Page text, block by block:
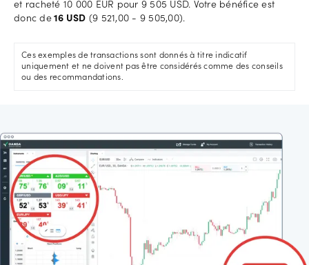
et racheté 10 000 EUR pour 9 505 USD. Votre bénéfice est
donc de16 USD (9 521,00 - 9 505,00).
Ces exemples de transactions sont donnés à titre indicatif
uniquement et ne doivent pas être considérés comme des conseils
ou des recommandations.